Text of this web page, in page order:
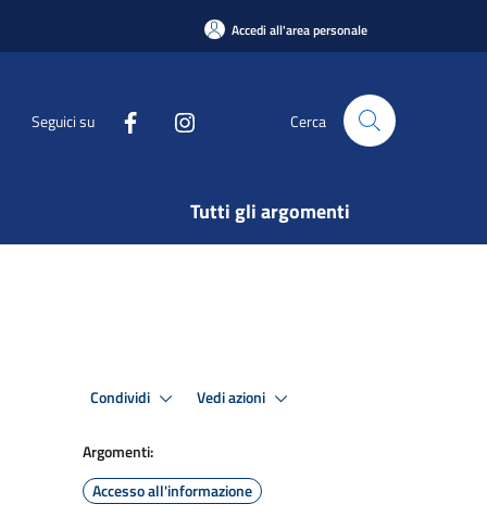
Accedi all'area personale
Seguici su Cerca
Tutti gli argomenti
Condividi Vedi azioni
Argomenti:
Accesso all'informazione